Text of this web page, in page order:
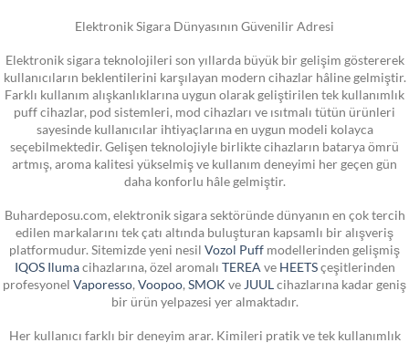
Elektronik Sigara Dünyasının Güvenilir Adresi
Elektronik sigara teknolojileri son yıllarda büyük bir gelişim göstererek
kullanıcıların beklentilerini karşılayan modern cihazlar hâline gelmiştir.
Farklı kullanım alışkanlıklarına uygun olarak geliştirilen tek kullanımlık
puff cihazlar, pod sistemleri, mod cihazları ve ısıtmalı tütün ürünleri
sayesinde kullanıcılar ihtiyaçlarına en uygun modeli kolayca
seçebilmektedir. Gelişen teknolojiyle birlikte cihazların batarya ömrü
artmış, aroma kalitesi yükselmiş ve kullanım deneyimi her geçen gün
daha konforlu hâle gelmiştir.
Buhardeposu.com, elektronik sigara sektöründe dünyanın en çok tercih
edilen markalarını tek çatı altında buluşturan kapsamlı bir alışveriş
platformudur. Sitemizde yeni nesil Vozol Puff modellerinden gelişmiş
IQOS Ilumacihazlarına, özel aromalı TEREA ve HEETSçeşitlerinden
profesyonel Vaporesso Voopoo SMOK ve JUUL cihazlarına kadar geniş
bir ürün yelpazesi yer almaktadır.
Her kullanıcı farklı bir deneyim arar. Kimileri pratik ve tek kullanımlık